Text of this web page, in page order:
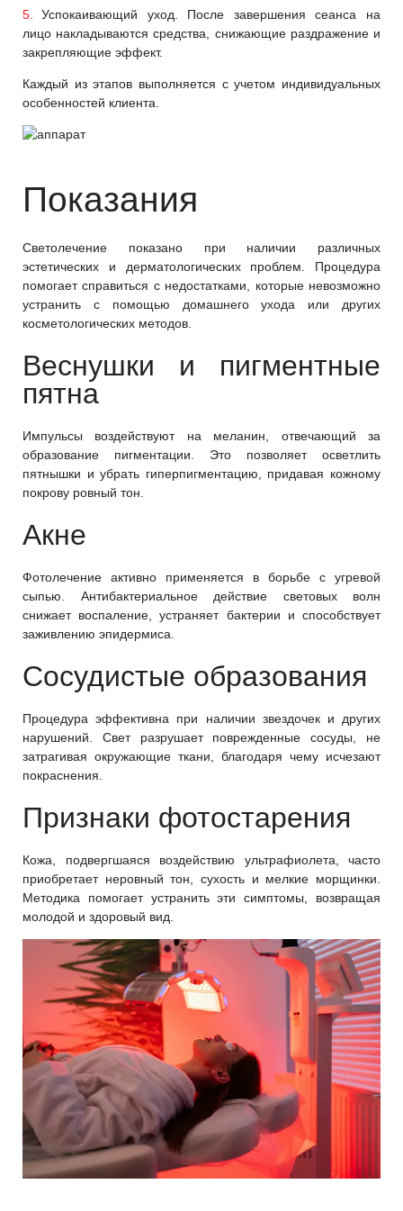
Успокаивающий уход. После завершения сеанса на
лицо накладываются средства, снижающие раздражение и
закрепляющие эффект.
Каждый из этапов выполняется с учетом индивидуальных
особенностей клиента.
Показания
Светолечение показано при наличии различных
эстетических и дерматологических проблем. Процедура
помогает справиться с недостатками, которые невозможно
устранить с помощью домашнего ухода или других
косметологических методов.
Веснушки и пигментные
пятна
Импульсы воздействуют на меланин, отвечающий за
образование пигментации. Это позволяет осветлить
пятнышки и убрать гиперпигментацию, придавая кожному
покрову ровный тон.
Акне
Фотолечение активно применяется в борьбе с угревой
сыпью. Антибактериальное действие световых волн
снижает воспаление, устраняет бактерии и способствует
заживлению эпидермиса.
Сосудистые образования
Процедура эффективна при наличии звездочек и других
нарушений. Свет разрушает поврежденные сосуды, не
затрагивая окружающие ткани, благодаря чему исчезают
покраснения.
Признаки фотостарения
Кожа, подвергшаяся воздействию ультрафиолета, часто
приобретает неровный тон, сухость и мелкие морщинки.
Методика помогает устранить эти симптомы, возвращая
молодой и здоровый вид.